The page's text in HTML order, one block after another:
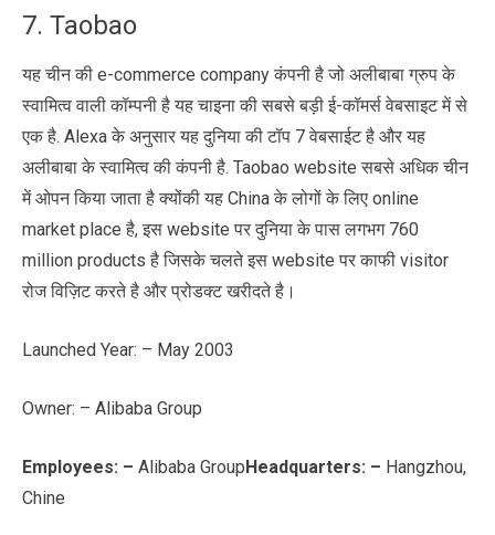
7. Taobao
यह चीन की e-commerce company कंपनी है जो अलीबाबा ग्रुप के
स्वामित्व वाली कॉम्पनी है यह चाइना की सबसे बड़ी ई-कॉमर्स वेबसाइट में से
एक है. Alexa के अनुसार यह दुनिया की टॉप 7 वेबसाईट है और यह
अलीबाबा के स्वामित्व की कंपनी है. Taobao website सबसे अधिक चीन
में ओपन किया जाता है क्योंकी यह China के लोगों के लिए online
market place है, इस website पर दुनिया के पास लगभग 760
million products है जिसके चलते इस website पर काफी visitor
रोज विज़िट करते है और प्रोडक्ट खरीदते है।
Launched Year: – May 2003
Owner: – Alibaba Group
Employees: – Alibaba GroupHeadquarters: – Hangzhou,
Chine